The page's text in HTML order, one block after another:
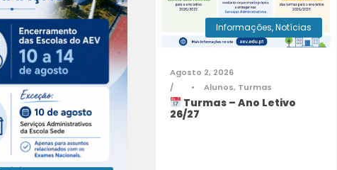
Informações,Notícias
Agosto 2, 2026
•
Alunos, Turmas
Turmas – Ano Letivo
26/27